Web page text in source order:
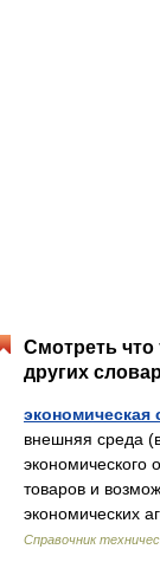
Смотреть что
других
экономическая
внешняя среда
экономического
товаров и
экономических
Справочник